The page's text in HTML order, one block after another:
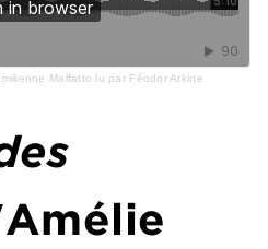
Malfatto lu par Féodor Atkine